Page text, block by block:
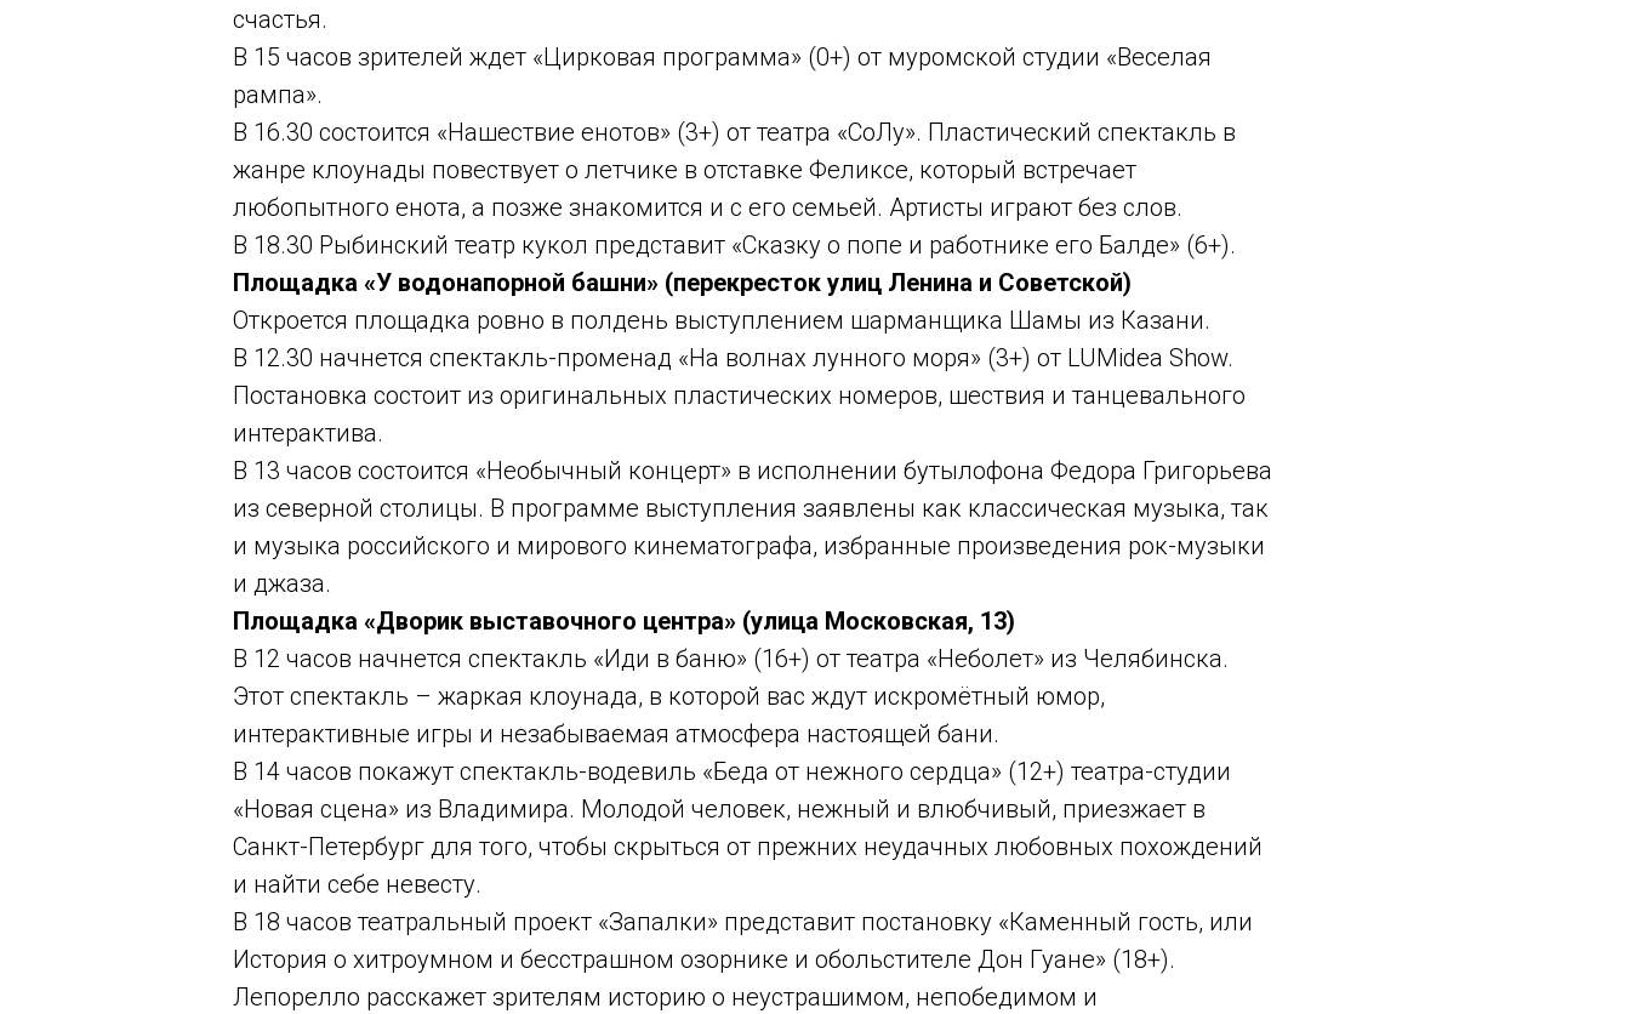
счастья.
В 15 часов зрителей ждет «Цирковая программа» (0+) от муромской студии «Веселая
рампа».
В 16.30 состоится «Нашествие енотов» (3+) от театра «СоЛу». Пластический спектакль в
жанре клоунады повествует о летчике в отставке Феликсе, который встречает
любопытного енота, а позже знакомится и с его семьей. Артисты играют без слов.
В 18.30 Рыбинский театр кукол представит «Сказку о попе и работнике его Балде» (6+).
Площадка «У водонапорной башни» (перекресток улиц Ленина и Советской)
Откроется площадка ровно в полдень выступлением шарманщика Шамы из Казани.
В 12.30 начнется спектакль-променад «На волнах лунного моря» (3+) от LUMidea Show.
Постановка состоит из оригинальных пластических номеров, шествия и танцевального
интерактива.
В 13 часов состоится «Необычный концерт» в исполнении бутылофона Федора Григорьева
из северной столицы. В программе выступления заявлены как классическая музыка, так
и музыка российского и мирового кинематографа, избранные произведения рок-музыки
и джаза.
Площадка «Дворик выставочного центра» (улица Московская, 13)
В 12 часов начнется спектакль «Иди в баню» (16+) от театра «Неболет» из Челябинска.
Этот спектакль – жаркая клоунада, в которой вас ждут искромётный юмор,
интерактивные игры и незабываемая атмосфера настоящей бани.
В 14 часов покажут спектакль-водевиль «Беда от нежного сердца» (12+) театра-студии
«Новая сцена» из Владимира. Молодой человек, нежный и влюбчивый, приезжает в
Санкт-Петербург для того, чтобы скрыться от прежних неудачных любовных похождений
и найти себе невесту.
В 18 часов театральный проект «Запалки» представит постановку «Каменный гость, или
История о хитроумном и бесстрашном озорнике и обольстителе Дон Гуане» (18+).
Лепорелло расскажет зрителям историю о неустрашимом, непобедимом и